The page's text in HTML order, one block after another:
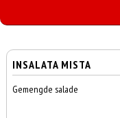
INSALATA MISTA
Gemengde salade